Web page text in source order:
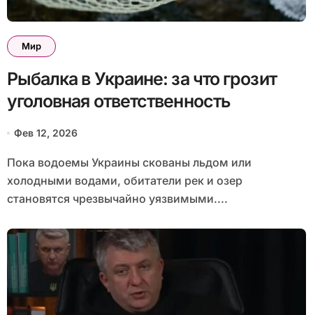
Мир
Рыбалка в Украине: за что грозит
уголовная ответственность
Фев 12, 2026
Пока водоемы Украины скованы льдом или
холодными водами, обитатели рек и озер
становятся чрезвычайно уязвимыми....